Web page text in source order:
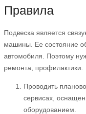
Правила
Подвеска является
машины. Ее состояние
автомобиля. Поэтому
ремонта, профилактики:
Проводить
сервисах,
оборудованием.